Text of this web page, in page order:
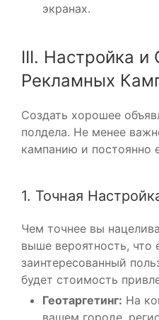
экранах.
III. Настройка и
Рекламных
Создать хорошее
полдела. Не менее
кампанию и постоянно
1. Точная
Чем точнее вы
выше вероятность, что
заинтересованный
будет стоимость
Геотаргетинг: На
вашем городе,